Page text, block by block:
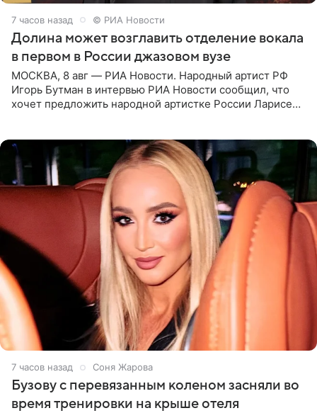
7 часов назад © РИА Новости
Долина может возглавить отделение вокала
в первом в России джазовом вузе
МОСКВА, 8 авг — РИА Новости. Народный артист РФ
Игорь Бутман в интервью РИА Новости сообщил, что
хочет предложить народной артистке России Ларисе
7 часов назад Соня Жарова
Бузову с перевязанным коленом засняли во
время тренировки на крыше отеля